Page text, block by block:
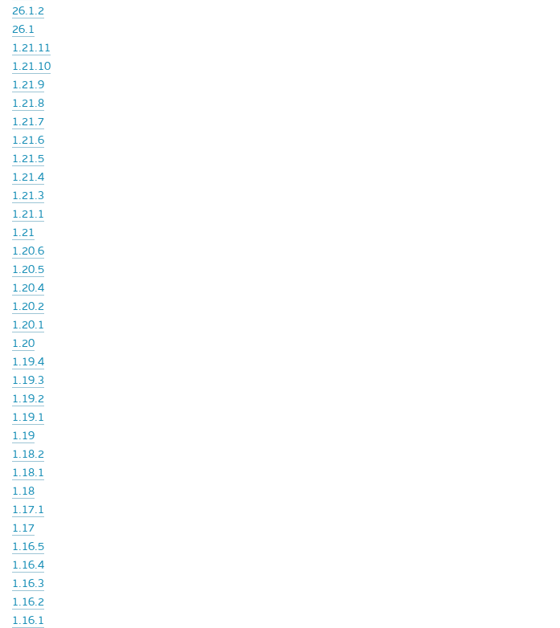
26.1.2
26.1
1.21.11
1.21.10
1.21.9
1.21.8
1.21.7
1.21.6
1.21.5
1.21.4
1.21.3
1.21.1
1.21
1.20.6
1.20.5
1.20.4
1.20.2
1.20.1
1.20
1.19.4
1.19.3
1.19.2
1.19.1
1.19
1.18.2
1.18.1
1.18
1.17.1
1.17
1.16.5
1.16.4
1.16.3
1.16.2
1.16.1